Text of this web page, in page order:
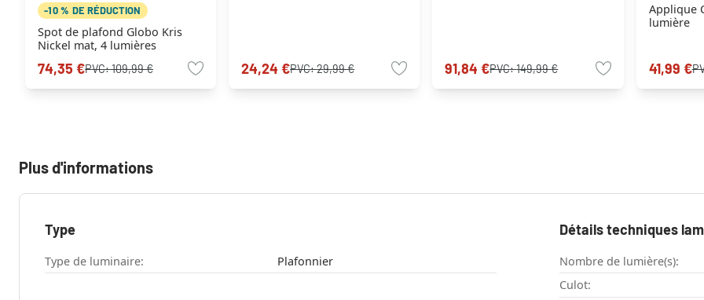
-10 % DE RÉDUCTION
Spot de plafond Globo Kris
Nickel mat, 4 lumières
74,35 €PVC:109,99 € 24,24 €PVC:29,99 € 91,84 €PVC:149,99 €
Applique
lumière
41,99 €
Plus d'informations
Type
Type de luminaire: Plafonnier
Détails techniques
Nombre de lumière(s):
Culot: